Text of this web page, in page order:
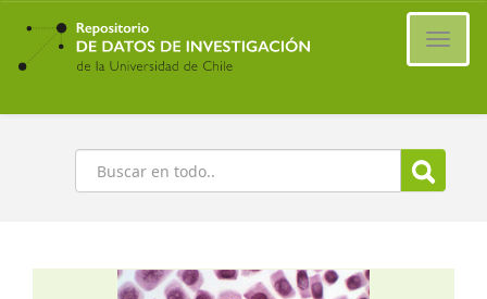
Ir
contenido
principal
Buscar